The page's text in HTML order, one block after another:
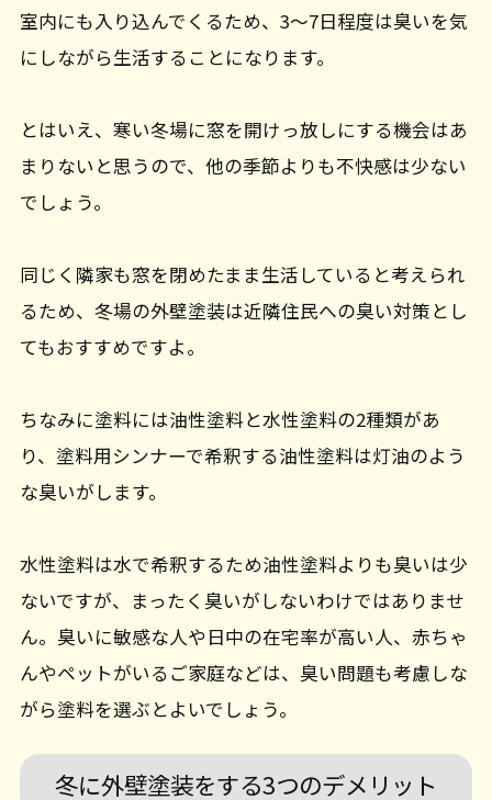
室内にも入り込んでくるため、3～7日程度は臭いを気
にしながら生活することになります。
とはいえ、寒い冬場に窓を開けっ放しにする機会はあ
まりないと思うので、他の季節よりも不快感は少ない
でしょう。
同じく隣家も窓を閉めたまま生活していると考えられ
るため、冬場の外壁塗装は近隣住民への臭い対策とし
てもおすすめですよ。
ちなみに塗料には油性塗料と水性塗料の2種類があ
り、塗料用シンナーで希釈する油性塗料は灯油のよう
な臭いがします。
水性塗料は水で希釈するため油性塗料よりも臭いは少
ないですが、まったく臭いがしないわけではありませ
ん。臭いに敏感な人や日中の在宅率が高い人、赤ちゃ
んやペットがいるご家庭などは、臭い問題も考慮しな
がら塗料を選ぶとよいでしょう。
冬に外壁塗装をする3つのデメリット